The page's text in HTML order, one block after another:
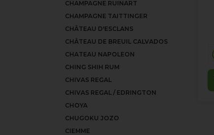
CHAMPAGNE RUINART
CHAMPAGNE TAITTINGER
CHÂTEAU D'ESCLANS
CHÂTEAU DE BREUIL CALVADOS
CHATEAU NAPOLEON
CHING SHIH RUM
CHIVAS REGAL
CHIVAS REGAL / EDRINGTON
CHOYA
CHUGOKU JOZO
CIEMME